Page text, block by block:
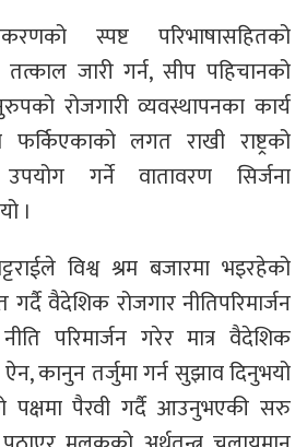
स्पष्ट परिभाषासहितको
तत्काल जारी गर्न, सीप पहिचानको
रोजगारी व्यवस्थापनका कार्य
लगत राखी राष्ट्रको
गर्ने वातावरण सिर्जना
।
विश्व श्रम बजारमा भइरहेको
वैदेशिक रोजगार नीतिपरिमार्जन
परिमार्जन गरेर मात्र वैदेशिक
कानुन तर्जुमा गर्न सुझाव दिनुभयो
पक्षमा पैरवी गर्दै आउनुभएकी सरु